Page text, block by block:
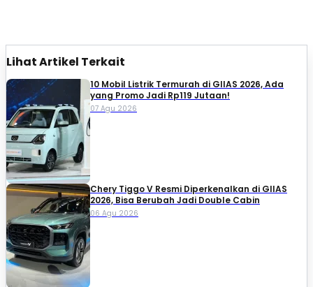
Lihat Artikel Terkait
10 Mobil Listrik Termurah di GIIAS 2026, Ada
yang Promo Jadi Rp119 Jutaan!
07 Agu 2026
Chery Tiggo V Resmi Diperkenalkan di GIIAS
2026, Bisa Berubah Jadi Double Cabin
06 Agu 2026